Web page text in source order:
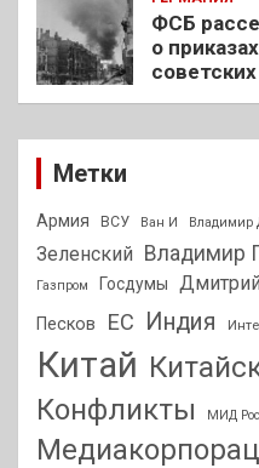
ФСБ
о
Метки
Армия ВСУ Ван И Владимир
Зеленский Владимир
Газпром Госдумы
Песков
ЕС Индия
Китай
Конфликты
МИД